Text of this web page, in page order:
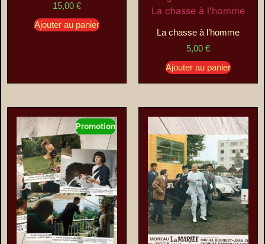
15,00 €
Ajouter au panier
La chasse à l’homme
5,00 €
Ajouter au panier
Promotion